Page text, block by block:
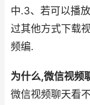
中.3、若可以播
过其他方式下载
频编.
为什么,微信视频
微信视频聊天看